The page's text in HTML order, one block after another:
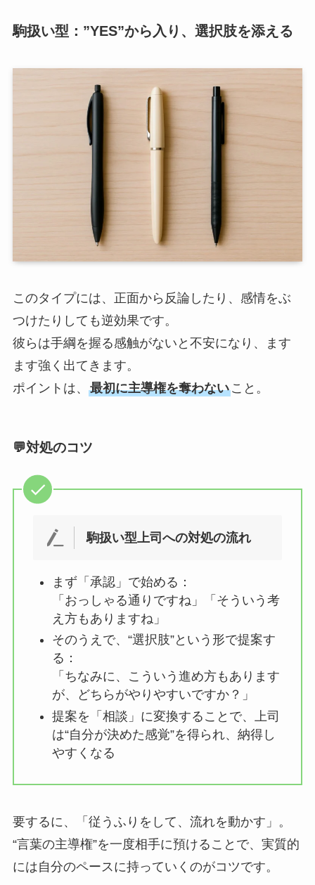
駒扱い型：”YES”から入り、選択肢を添える
このタイプには、正面から反論したり、感情をぶ
つけたりしても逆効果です。
彼らは手綱を握る感触がないと不安になり、ます
ます強く出てきます。
ポイントは、 最初に主導権を奪わないこと。
💬対処のコツ
駒扱い型上司への対処の流れ
まず「承認」で始める：
「おっしゃる通りですね」「そういう考
え方もありますね」
そのうえで、“選択肢”という形で提案す
る：
「ちなみに、こういう進め方もあります
が、どちらがやりやすいですか？」
提案を「相談」に変換することで、上司
は“自分が決めた感覚”を得られ、納得し
やすくなる
要するに、「従うふりをして、流れを動かす」。
“言葉の主導権”を一度相手に預けることで、実質的
には自分のペースに持っていくのがコツです。